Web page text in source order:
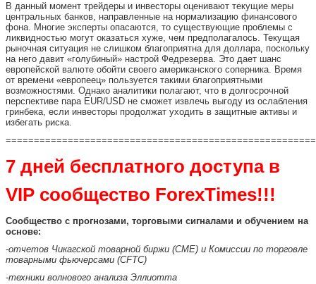
В данный момент трейдеры и инвесторы оценивают текущие меры
центральных банков, направленные на нормализацию финансового
фона. Многие эксперты опасаются, то существующие проблемы с
ликвидностью могут оказаться хуже, чем предполагалось. Текущая
рыночная ситуация не слишком благоприятна для доллара, поскольку
на него давит «голубиный» настрой Федрезерва. Это дает шанс
европейской валюте обойти своего американского соперника. Время
от времени «европеец» пользуется такими благоприятными
возможностями. Однако аналитики полагают, что в долгосрочной
перспективе пара EUR/USD не сможет извлечь выгоду из ослабления
гринбека, если инвесторы продолжат уходить в защитные активы и
избегать риска.
7 дней бесплатного доступа в
VIP сообщество ForexTimes!!!
Сообщество с прогнозами, торговыми сигналами и обучением на
основе:
-отчетов Чикагской товарной биржи (CME) и Комиссии по торговле
товарными фьючерсами (CFTC)
-техники волнового анализа Эллиотта